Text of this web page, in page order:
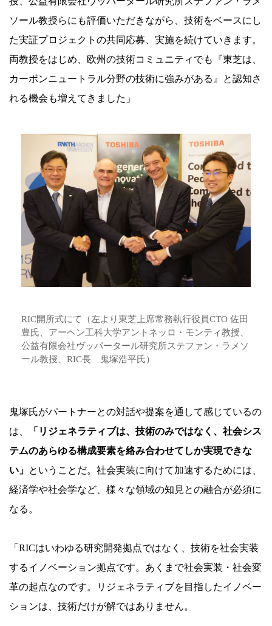
ソール教授らにも評価いただきながら、技術をベースにし
た実証プロジェクトの共同応募、実施を続けていきます。
両教授をはじめ、欧州の技術コミュニティでも『東芝は、
カーボンニュートラル分野の技術に強みがある』と認知さ
れる機会も増えてきました」
RIC開所式にて（左より東芝上席常務執行役員CTO 佐田
豊氏、アーヘン工科大学アントネッロ・モンティ教授、
公益有限会社ヴッパータール研究所ステファン・ラメソ
ール教授、RIC長 鬼塚浩平氏）
鬼塚氏がパートナーとの対話や提案を通して感じているの
は、
「リジェネラティブは、技術のみではなく、 社会シス
テムのあらゆる構成要素を絡み合わせてしか実現できな
い」 ということだ。社会実装に向けて加速するためには、
経済学や社会学など、様々な領域の知見との融合が必須に
なる。
「RICはいわゆる研究開発拠点ではなく、技術を社会実装
するイノベーション拠点です。あくまで社会実装・社会変
革の起点なのです。リジェネラティブを目指したイノベー
ションは、技術だけが解ではありません。